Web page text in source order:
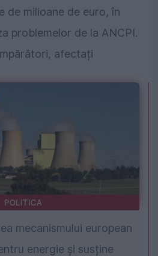
de milioane de euro, în
problemelor de la ANCPI.
afectați
POLITICA
mecanismului european
energie și susține